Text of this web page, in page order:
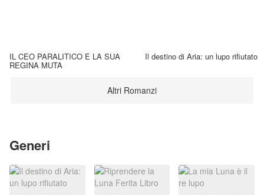
IL CEO PARALITICO E LA SUA
REGINA MUTA
Il destino di Aria: un lupo rifiutato
Altri Romanzi
Generi